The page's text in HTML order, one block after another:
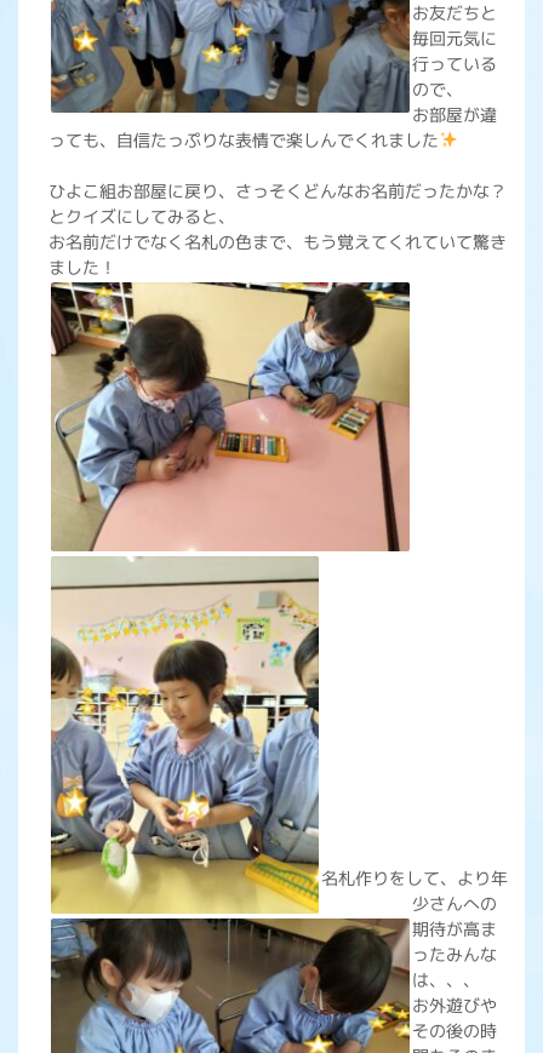
お友だちと
毎回元気に
行っている
ので、
お部屋が違
っても、自信たっぷりな表情で楽しんでくれました
ひよこ組お部屋に戻り、さっそくどんなお名前だったかな？
とクイズにしてみると、
お名前だけでなく名札の色まで、もう覚えてくれていて驚き
ました！
名札作りをして、より年
少さんへの
期待が高ま
ったみんな
は、、、
お外遊びや
その後の時